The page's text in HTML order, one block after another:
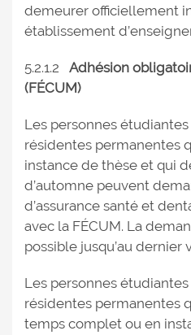
demeurer officiellement
établissement
5.2.1.2 Adhésion
(FÉCUM)
Les personnes
résidentes permanentes
instance de thèse et qui
d’automne peuvent
d’assurance santé et
avec la FÉCUM. La
possible jusqu’au
Les personnes
résidentes permanentes
temps complet ou en